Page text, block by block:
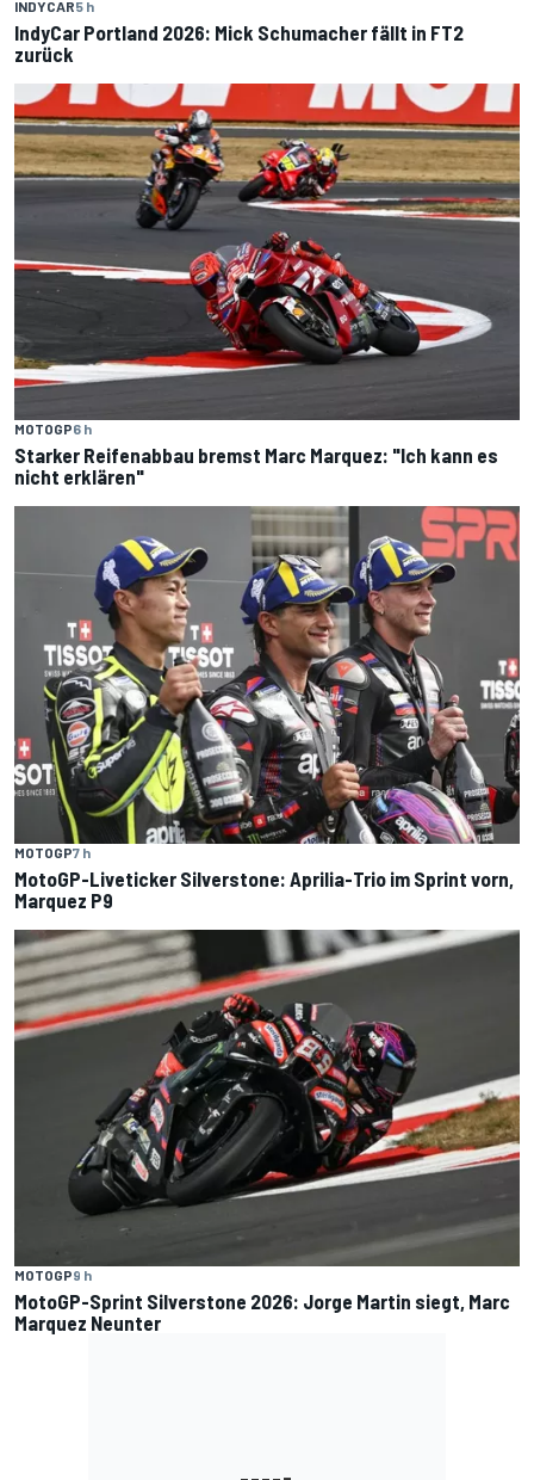
INDYCAR5 h
IndyCar Portland 2026: Mick Schumacher fällt in FT2
zurück
MOTOGP6 h
Starker Reifenabbau bremst Marc Marquez: "Ich kann es
nicht erklären"
MOTOGP7 h
MotoGP-Liveticker Silverstone: Aprilia-Trio im Sprint vorn,
Marquez P9
MOTOGP9 h
MotoGP-Sprint Silverstone 2026: Jorge Martin siegt, Marc
Marquez Neunter